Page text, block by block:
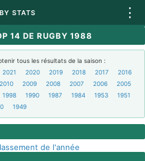
STATS ⋮
14 DE RUGBY 1988
tous les résultats de la saison :
2021 2020 2019 2018 2017
2016
2010 2009 2008 2007 2006
2005
1998 1990 1987 1984 1953
1951
1949
de l'année